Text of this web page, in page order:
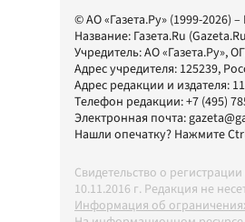
© АО «Газета.Ру» (1999-2026)
Название: Газета.Ru
Учредитель:АО «Газета.Ру»,
Адрес учредителя: 125239,
Адрес редакции и издателя:
Телефон редакции:+7 (495)
Электронная почта:
Нашли опечатку? Нажмите
Свидетельство о
10.11.2016 г. Редакция не
Информация об